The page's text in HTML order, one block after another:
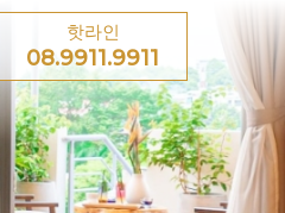
핫라인
08.9911.9911